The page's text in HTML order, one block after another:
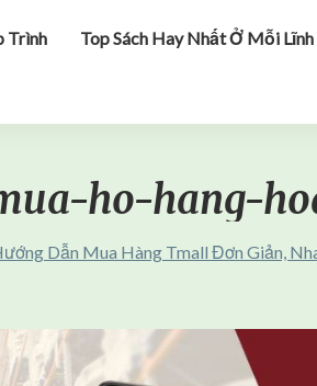
Trình Top Sách Hay Nhất Ở Mỗi
ho-hang-
Dẫn Mua Hàng Tmall Đơn Giản,